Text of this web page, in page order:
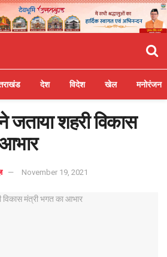
देश विदेश खेल मनोरंजन
जताया शहरी विकास
November 19, 2021